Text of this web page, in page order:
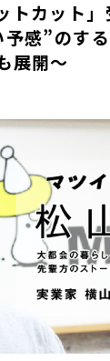
トカット
感”のす
展開～